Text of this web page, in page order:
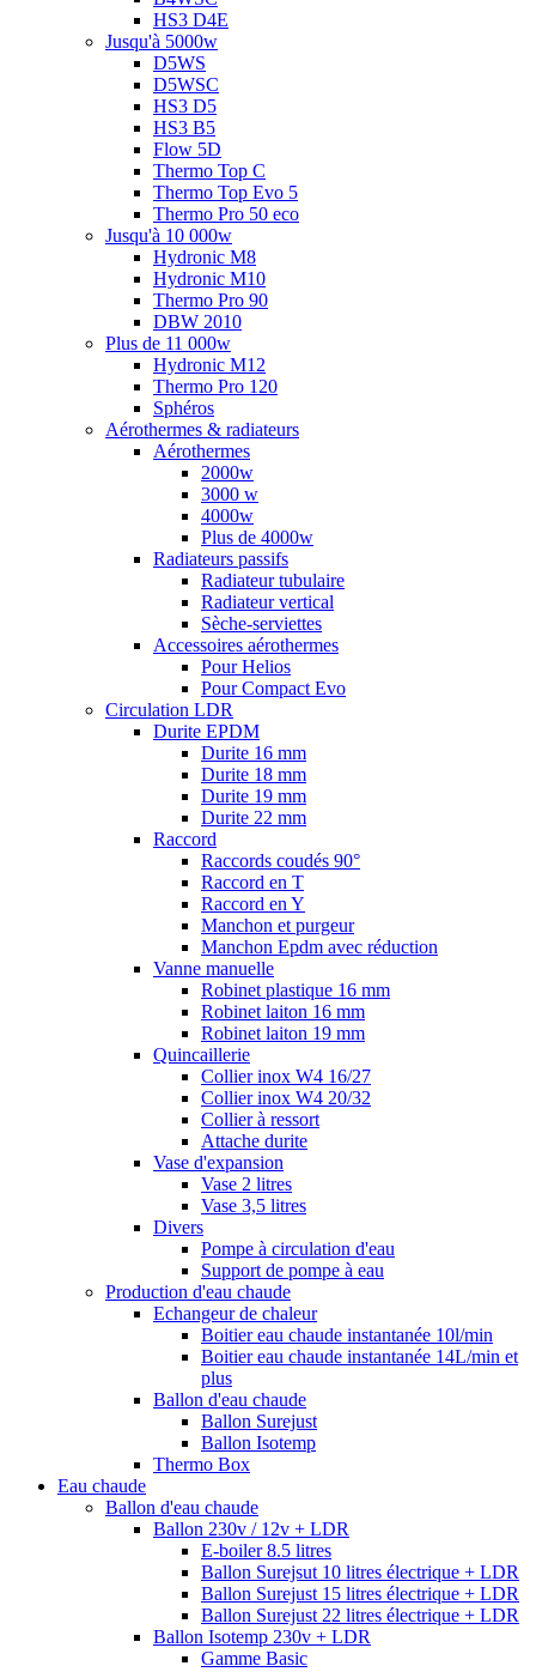
HS3 D4E
Jusqu'à 5000w
D5WS
D5WSC
HS3 D5
HS3 B5
Flow 5D
Thermo Top C
Thermo Top Evo 5
Thermo Pro 50 eco
Jusqu'à 10 000w
Hydronic M8
Hydronic M10
Thermo Pro 90
DBW 2010
Plus de 11 000w
Hydronic M12
Thermo Pro 120
Sphéros
Aérothermes & radiateurs
Aérothermes
2000w
3000 w
4000w
Plus de 4000w
Radiateurs passifs
Radiateur tubulaire
Radiateur vertical
Sèche-serviettes
Accessoires aérothermes
Pour Helios
Pour Compact Evo
Circulation LDR
Durite EPDM
Durite 16 mm
Durite 18 mm
Durite 19 mm
Durite 22 mm
Raccord
Raccords coudés 90°
Raccord en T
Raccord en Y
Manchon et purgeur
Manchon Epdm avec réduction
Vanne manuelle
Robinet plastique 16 mm
Robinet laiton 16 mm
Robinet laiton 19 mm
Quincaillerie
Collier inox W4 16/27
Collier inox W4 20/32
Collier à ressort
Attache durite
Vase d'expansion
Vase 2 litres
Vase 3,5 litres
Divers
Pompe à circulation d'eau
Support de pompe à eau
Production d'eau chaude
Echangeur de chaleur
Boitier eau chaude instantanée 10l/min
Boitier eau chaude instantanée 14L/min et
plus
Ballon d'eau chaude
Ballon Surejust
Ballon Isotemp
Thermo Box
Eau chaude
Ballon d'eau chaude
Ballon 230v / 12v + LDR
E-boiler 8.5 litres
Ballon Surejsut 10 litres électrique + LDR
Ballon Surejust 15 litres électrique + LDR
Ballon Surejust 22 litres électrique + LDR
Ballon Isotemp 230v + LDR
Gamme Basic